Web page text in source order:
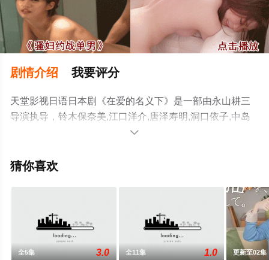
剧情介绍 我要评分
天堂影视日语日本剧《在爱的名义下》是一部由永山耕三
导演执导，铃木保奈美,江口洋介,唐泽寿明,洞口依子,中岛
宏海,中野英雄,夏川结衣,龙雷太,森本治行,山本耕史,石桥保
集），手机免费观看高清无删减完整版电视剧全集就上天

猜你喜欢
全5集 3.0 全11集 1.0 更新至02集